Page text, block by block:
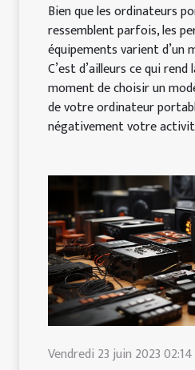
Bien que les ordinateurs
ressemblent parfois, les
équipements varient d’un
C’est d’ailleurs ce qui
moment de choisir un
de votre ordinateur
négativement votre
Vendredi 23 juin 2023 02:14